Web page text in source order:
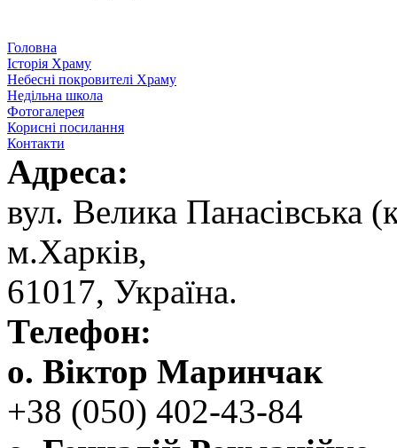
Головна
Історія Храму
Небесні покровителі Храму
Недільна школа
Фотогалерея
Корисні посилання
Контакти
Адреса:
вул. ‬Велика Панасівська
‬м.Харків,
‬61017, ‬Україна.‎
Телефон:
о. Віктор Маринчак
+38 (050)‭ 402-43-84